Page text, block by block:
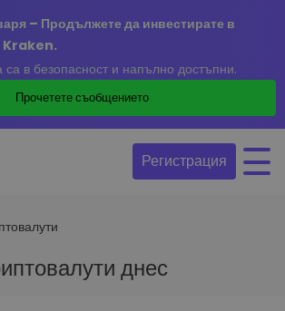
– Продължете да инвестирате в
Kraken.
са в безопасност и напълно достъпни.
Прочетете съобщението
Регистрация
днес